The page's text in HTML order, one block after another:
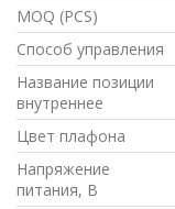
MOQ (PCS)
Способ управления
Название позиции
внутреннее
Цвет плафона
Напряжение
питания, В